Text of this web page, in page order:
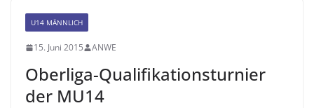
U14 MÄNNLICH
15. Juni 2015 ANWE
Oberliga-Qualifikationsturnier
der MU14